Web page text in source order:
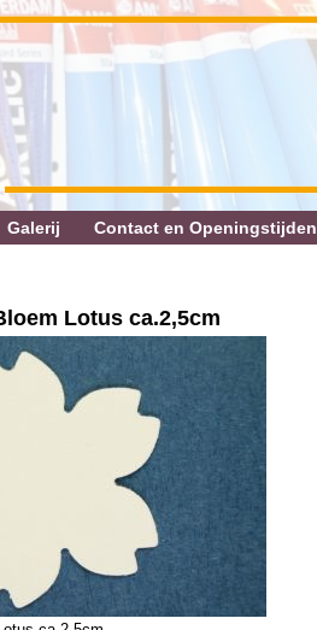
Galerij Contact en Openingstijden
Lotus ca.2,5cm